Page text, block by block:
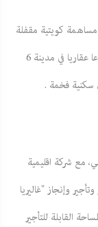
مساهمة كويتية مقفلة
مقرها في مصر، وهي شركة تابعة لشركة نور. تمتلك مشروعا عقاريا في مدينة 6
سكنية فخمة .
مع شركة اقليمية
وإنجاز "غاليريا
إجمالي المساحة القابلة للتأجير